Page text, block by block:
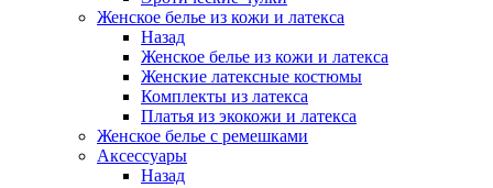
Женское белье из кожи и латекса
Назад
Женское белье из кожи и латекса
Женские латексные костюмы
Комплекты из латекса
Платья из экокожи и латекса
Женское белье с ремешками
Аксессуары
Назад